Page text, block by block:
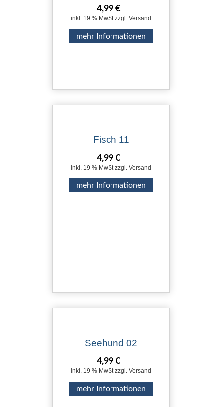
4,99 €
inkl. 19 % MwSt zzgl. Versand
mehr Informationen
Fisch 11
4,99 €
inkl. 19 % MwSt zzgl. Versand
mehr Informationen
Seehund 02
4,99 €
inkl. 19 % MwSt zzgl. Versand
mehr Informationen